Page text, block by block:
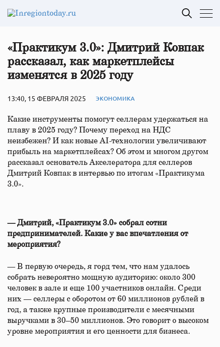
«Практикум 3.0»: Дмитрий Ковпак
рассказал, как маркетплейсы
изменятся в 2025 году
13:40, 15 ФЕВРАЛЯ 2025 ЭКОНОМИКА
Какие инструменты помогут селлерам удержаться на
плаву в 2025 году? Почему переход на НДС
неизбежен? И как новые AI-технологии увеличивают
прибыль на маркетплейсах? Об этом и многом другом
рассказал основатель Акселератора для селлеров
Дмитрий Ковпак в интервью по итогам «Практикума
3.0».
— Дмитрий, «Практикум 3.0» собрал сотни
предпринимателей. Какие у вас впечатления от
мероприятия?
— В первую очередь, я горд тем, что нам удалось
собрать невероятно мощную аудиторию: около 300
человек в зале и еще 100 участников онлайн. Среди
них — селлеры с оборотом от 60 миллионов рублей в
год, а также крупные производители с месячными
выручками в 30–50 миллионов. Это говорит о высоком
уровне мероприятия и его ценности для бизнеса.